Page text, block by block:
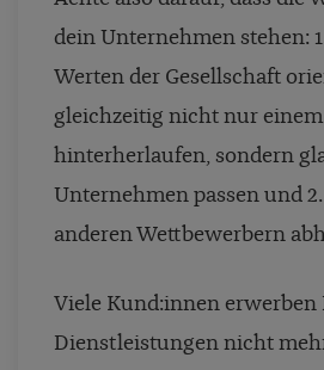
dein Unternehmen stehen:
Werten der Gesellschaft
gleichzeitig nicht nur einem
hinterherlaufen, sondern
Unternehmen passen und
anderen Wettbewerbern
Viele Kund:innen erwerben
Dienstleistungen nicht